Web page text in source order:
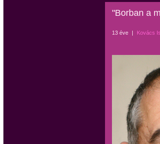
"Borban a
13 éve | Kovács